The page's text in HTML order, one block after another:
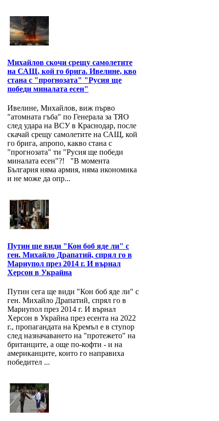
Михайлов скочи срещу самолетите
на САЩ, кой го брига. Ивелине, кво
стана с "прогнозата" "Русия ще
победи миналата есен"
Ивелине, Михайлов, виж първо
"атомната гъба" по Генерала за ТЯО
след удара на ВСУ в Краснодар, после
скачай срещу самолетите на САЩ, кой
го брига, апропо, какво стана с
"прогнозата" ти "Русия ще победи
миналата есен"?! "В момента
България няма армия, няма икономика
и не може да опр...
Путин ще види "Кон боб яде ли" с
ген. Михайло Драпатий, спрял го в
Мариупол през 2014 г. И върнал
Херсон в Украйна
Путин сега ще види "Кон боб яде ли" с
ген. Михайло Драпатий, спрял го в
Мариупол през 2014 г. И върнал
Херсон в Украйна през есента на 2022
г., пропагандата на Кремъл е в ступор
след назначаването на "протежето" на
британците, а още по-кофти - и на
американците, които го направиха
победител ...